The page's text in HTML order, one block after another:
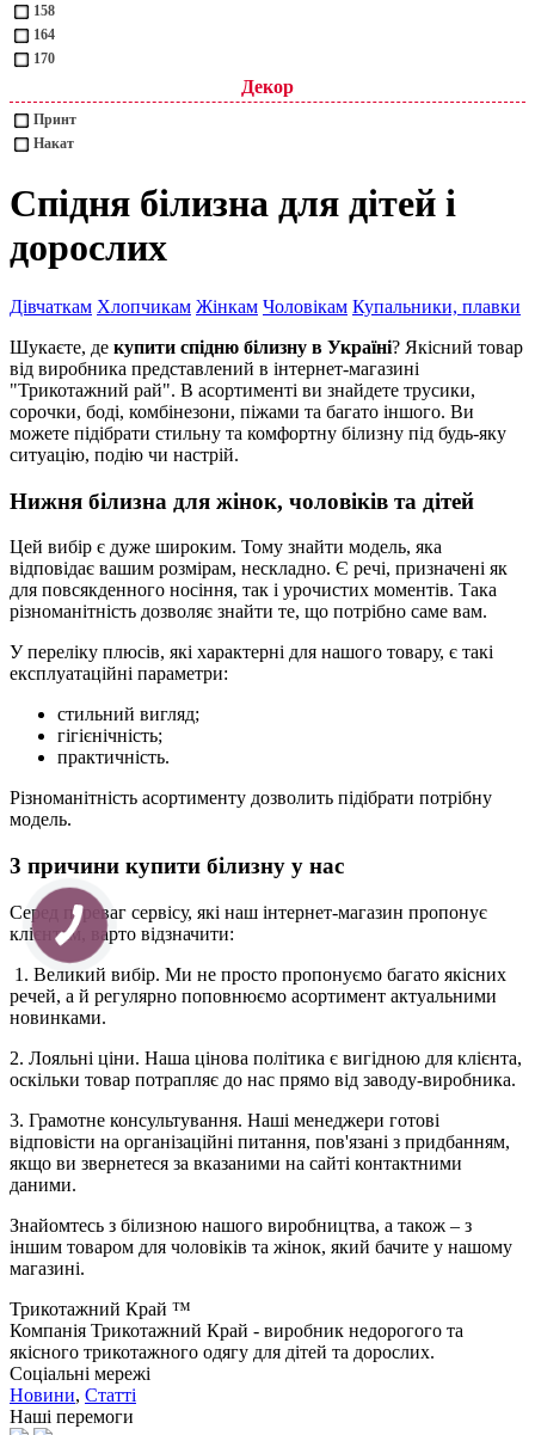
158
164
170
Декор
Принт
Накат
Спідня білизна для дітей і
дорослих
Дівчаткам Хлопчикам Жінкам Чоловікам Купальники, плавки
Шукаєте, де купити спідню білизну в Україні? Якісний товар
від виробника представлений в інтернет-магазині
"Трикотажний рай". В асортименті ви знайдете трусики,
сорочки, боді, комбінезони, піжами та багато іншого. Ви
можете підібрати стильну та комфортну білизну під будь-яку
ситуацію, подію чи настрій.
Нижня білизна для жінок, чоловіків та дітей
Цей вибір є дуже широким. Тому знайти модель, яка
відповідає вашим розмірам, нескладно. Є речі, призначені як
для повсякденного носіння, так і урочистих моментів. Така
різноманітність дозволяє знайти те, що потрібно саме вам.
У переліку плюсів, які характерні для нашого товару, є такі
експлуатаційні параметри:
стильний вигляд;
гігієнічність;
практичність.
Різноманітність асортименту дозволить підібрати потрібну
модель.
3 причини купити білизну у нас
Серед переваг сервісу, які наш інтернет-магазин пропонує
клієнтам, варто відзначити:
1. Великий вибір. Ми не просто пропонуємо багато якісних
речей, а й регулярно поповнюємо асортимент актуальними
новинками.
2. Лояльні ціни. Наша цінова політика є вигідною для клієнта,
оскільки товар потрапляє до нас прямо від заводу-виробника.
3. Грамотне консультування. Наші менеджери готові
відповісти на організаційні питання, пов'язані з придбанням,
якщо ви звернетеся за вказаними на сайті контактними
даними.
Знайомтесь з білизною нашого виробництва, а також – з
іншим товаром для чоловіків та жінок, який бачите у нашому
магазині.
Трикотажний Край ™
Компанія Трикотажний Край - виробник недорогого та
якісного трикотажного одягу для дітей та дорослих.
Соціальні мережі
Новини, Статті
Наші перемоги